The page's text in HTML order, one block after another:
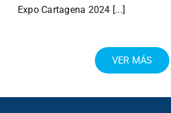
Expo Cartagena 2024 [...]
VER MÁS